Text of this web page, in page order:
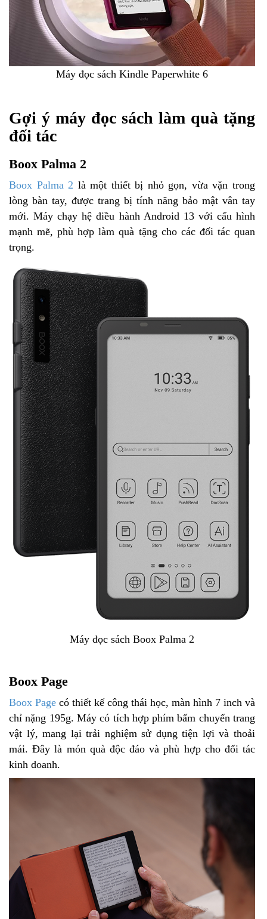
Máy đọc sách Kindle Paperwhite 6
Gợi ý máy đọc sách làm quà tặng
đối tác
Boox Palma 2
Boox Palma 2 là một thiết bị nhỏ gọn, vừa vặn trong
lòng bàn tay, được trang bị tính năng bảo mật vân tay
mới. Máy chạy hệ điều hành Android 13 với cấu hình
mạnh mẽ, phù hợp làm quà tặng cho các đối tác quan
trọng.
Máy đọc sách Boox Palma 2
Boox Page
Boox Page có thiết kế công thái học, màn hình 7 inch và
chỉ nặng 195g. Máy có tích hợp phím bấm chuyển trang
vật lý, mang lại trải nghiệm sử dụng tiện lợi và thoải
mái. Đây là món quà độc đáo và phù hợp cho đối tác
kinh doanh.